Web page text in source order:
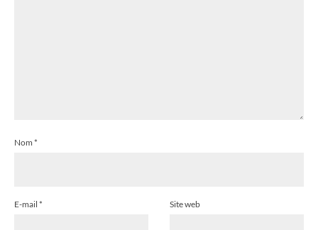
Nom *
E-mail * Site web